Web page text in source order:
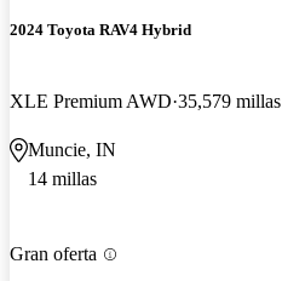
2024 Toyota RAV4 Hybrid
XLE Premium AWD 35,579 millas
Muncie, IN
14 millas
Gran oferta